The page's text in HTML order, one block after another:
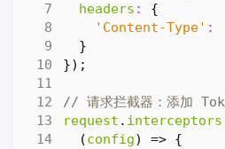
headers :
{
'Content-Type' :
}
});
request . interceptors
(config) => {